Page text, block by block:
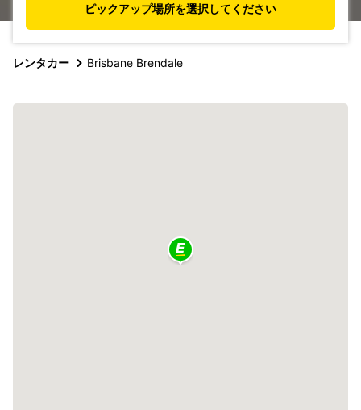
ピックアップ場所を選択してください
レンタカー Brisbane Brendale